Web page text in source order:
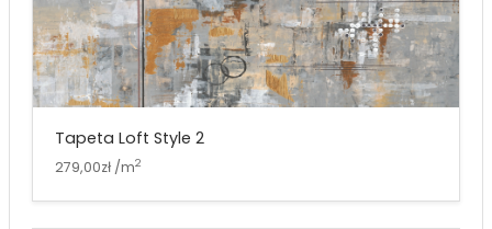
Tapeta Loft Style 2
279,00zł /m2